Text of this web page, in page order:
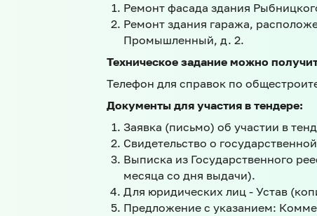
Ремонт фасада здания
Ремонт здания гаража,
Промышленный, д. 2.
Техническое задание можно
Телефон для справок по
Документы для участия в тендере:
Заявка (письмо) об участии в
Свидетельство о
Выписка из Государственного
месяца со дня выдачи).
Для юридических лиц - Устав
Предложение с указанием: